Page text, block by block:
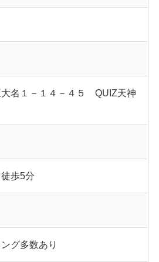
名１－１４－４５ QUIZ天神
歩5分
グ多数あり